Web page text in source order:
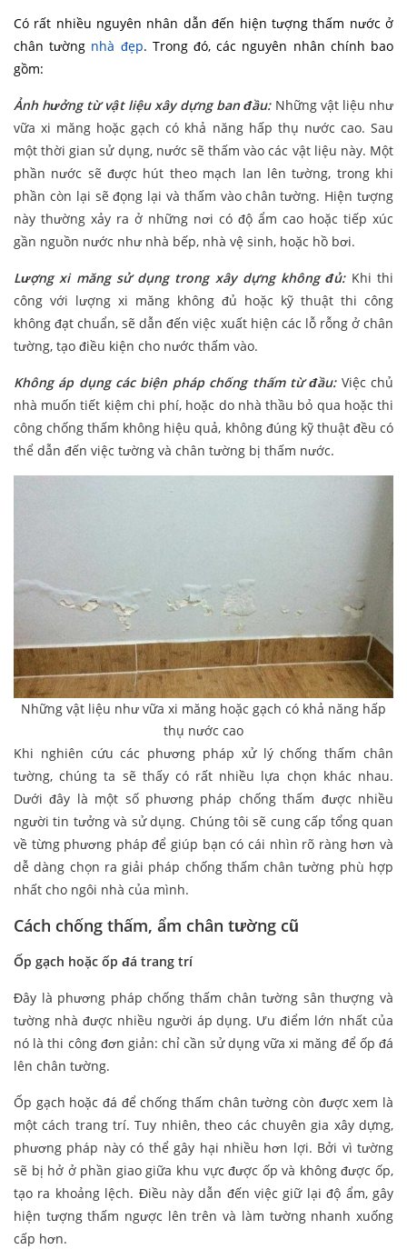
Có rất nhiều nguyên nhân dẫn đến hiện tượng thấm nước ở
chân tường nhà đẹp. Trong đó, các nguyên nhân chính bao
gồm:
Ảnh hưởng từ vật liệu xây dựng ban đầu: Những vật liệu như
vữa xi măng hoặc gạch có khả năng hấp thụ nước cao. Sau
một thời gian sử dụng, nước sẽ thấm vào các vật liệu này. Một
phần nước sẽ được hút theo mạch lan lên tường, trong khi
phần còn lại sẽ đọng lại và thấm vào chân tường. Hiện tượng
này thường xảy ra ở những nơi có độ ẩm cao hoặc tiếp xúc
gần nguồn nước như nhà bếp, nhà vệ sinh, hoặc hồ bơi.
Lượng xi măng sử dụng trong xây dựng không đủ:Khi thi
công với lượng xi măng không đủ hoặc kỹ thuật thi công
không đạt chuẩn, sẽ dẫn đến việc xuất hiện các lỗ rỗng ở chân
tường, tạo điều kiện cho nước thấm vào.
Không áp dụng các biện pháp chống thấm từ đầu: Việc chủ
nhà muốn tiết kiệm chi phí, hoặc do nhà thầu bỏ qua hoặc thi
công chống thấm không hiệu quả, không đúng kỹ thuật đều có
thể dẫn đến việc tường và chân tường bị thấm nước.
Những vật liệu như vữa xi măng hoặc gạch có khả năng hấp
thụ nước cao
Khi nghiên cứu các phương pháp xử lý chống thấm chân
tường, chúng ta sẽ thấy có rất nhiều lựa chọn khác nhau.
Dưới đây là một số phương pháp chống thấm được nhiều
người tin tưởng và sử dụng. Chúng tôi sẽ cung cấp tổng quan
về từng phương pháp để giúp bạn có cái nhìn rõ ràng hơn và
dễ dàng chọn ra giải pháp chống thấm chân tường phù hợp
nhất cho ngôi nhà của mình.
Cách chống thấm, ẩm chân tường cũ
Ốp gạch hoặc ốp đá trang trí
Đây là phương pháp chống thấm chân tường sân thượng và
tường nhà được nhiều người áp dụng. Ưu điểm lớn nhất của
nó là thi công đơn giản: chỉ cần sử dụng vữa xi măng để ốp đá
lên chân tường.
Ốp gạch hoặc đá để chống thấm chân tường còn được xem là
một cách trang trí. Tuy nhiên, theo các chuyên gia xây dựng,
phương pháp này có thể gây hại nhiều hơn lợi. Bởi vì tường
sẽ bị hở ở phần giao giữa khu vực được ốp và không được ốp,
tạo ra khoảng lệch. Điều này dẫn đến việc giữ lại độ ẩm, gây
hiện tượng thấm ngược lên trên và làm tường nhanh xuống
cấp hơn.